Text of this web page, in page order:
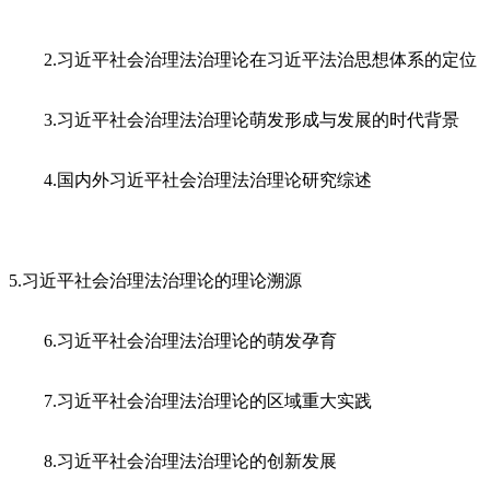
2.习近平社会治理法治理论在习近平法治思想体系的定位
3.习近平社会治理法治理论萌发形成与发展的时代背景
4.国内外习近平社会治理法治理论研究综述
5.习近平社会治理法治理论的理论溯源
6.习近平社会治理法治理论的萌发孕育
7.习近平社会治理法治理论的区域重大实践
8.习近平社会治理法治理论的创新发展